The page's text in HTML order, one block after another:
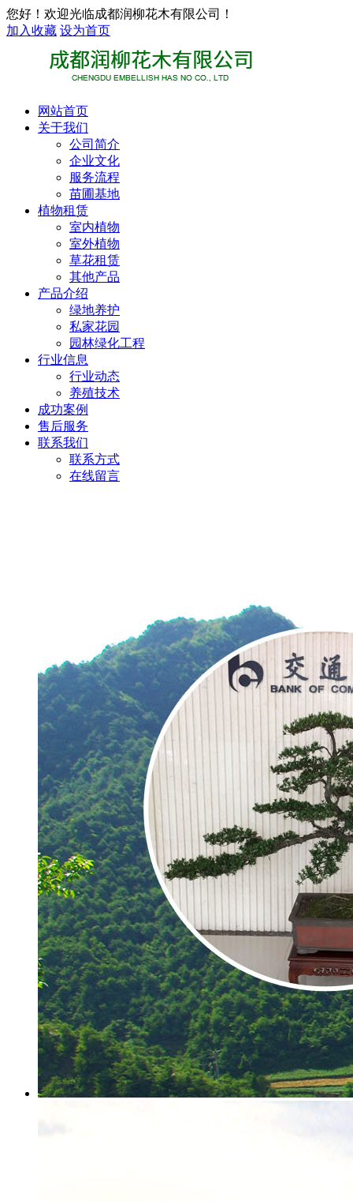
您好！欢迎光临成都润柳花木有限公司！
加入收藏 设为首页
网站首页
关于我们
公司简介
企业文化
服务流程
苗圃基地
植物租赁
室内植物
室外植物
草花租赁
其他产品
产品介绍
绿地养护
私家花园
园林绿化工程
行业信息
行业动态
养殖技术
成功案例
售后服务
联系我们
联系方式
在线留言